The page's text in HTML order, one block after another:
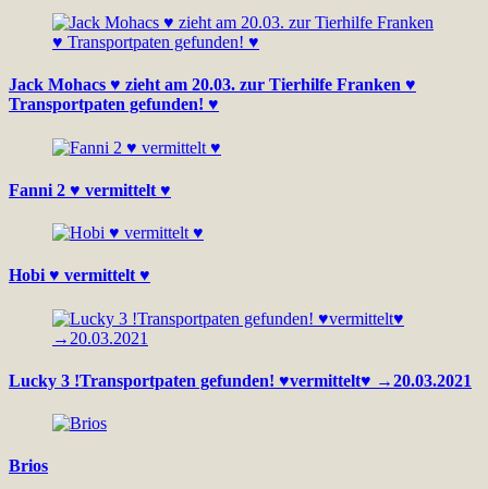
Jack Mohacs ♥ zieht am 20.03. zur Tierhilfe Franken ♥
Transportpaten gefunden! ♥
Fanni 2 ♥ vermittelt ♥
Hobi ♥ vermittelt ♥
Lucky 3 !Transportpaten gefunden! ♥vermittelt♥ →20.03.2021
Brios